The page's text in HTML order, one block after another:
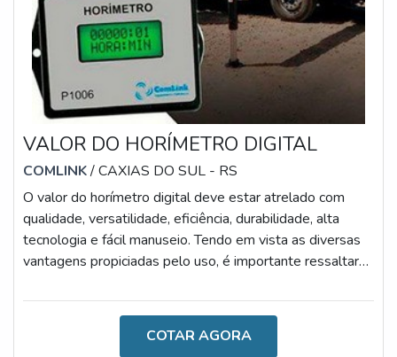
VALOR DO HORÍMETRO DIGITAL
COMLINK/ CAXIAS DO SUL - RS
O valor do horímetro digital deve estar atrelado com
qualidade, versatilidade, eficiência, durabilidade, alta
tecnologia e fácil manuseio. Tendo em vista as diversas
vantagens propiciadas pelo uso, é importante ressaltar
entre custo e benefício.Dessa forma, empresas que
e descarga, entre outros procedimentos, irão fazer um
COTAR AGORA